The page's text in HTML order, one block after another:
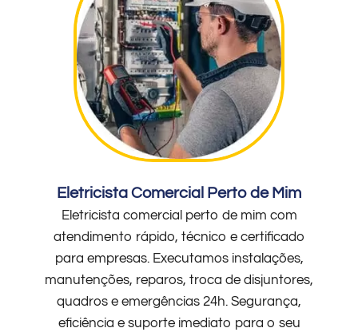
Eletricista Comercial Perto de Mim
Eletricista comercial perto de mim com
atendimento rápido, técnico e certificado
para empresas. Executamos instalações,
manutenções, reparos, troca de disjuntores,
quadros e emergências 24h. Segurança,
eficiência e suporte imediato para o seu